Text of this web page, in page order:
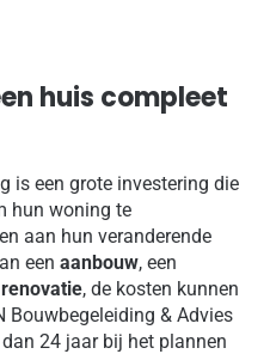
huis compleet
is een grote investering die
hun woning te
aan hun veranderende
een aanbouw, een
renovatie, de kosten kunnen
Bouwbegeleiding & Advies
24 jaar bij het plannen